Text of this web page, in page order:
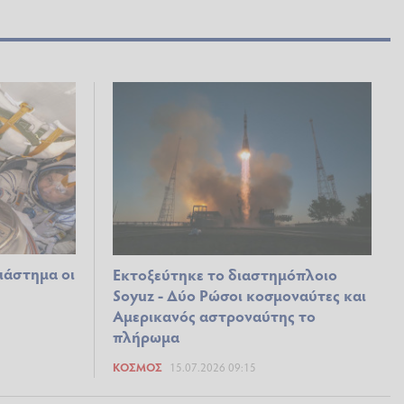
οι
Εκτοξεύτηκε το διαστημόπλοιο
Soyuz - Δύο Ρώσοι κοσμοναύτες και
Αμερικανός αστροναύτης το
πλήρωμα
ΚΌΣΜΟΣ 15.07.2026 09:15